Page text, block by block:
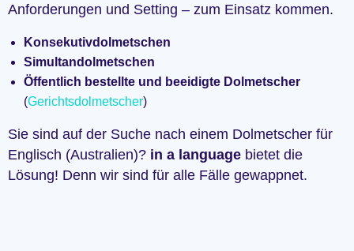
Anforderungen und Setting – zum Einsatz kommen.
Konsekutivdolmetschen
Simultandolmetschen
Öffentlich bestellte und beeidigte Dolmetscher
(Gerichtsdolmetscher)
Sie sind auf der Suche nach einem Dolmetscher für
Englisch (Australien)? in a language bietet die
Lösung! Denn wir sind für alle Fälle gewappnet.